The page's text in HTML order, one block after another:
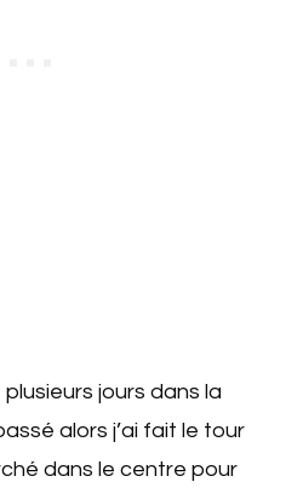
jours dans la
alors j’ai fait le tour
dans le centre pour